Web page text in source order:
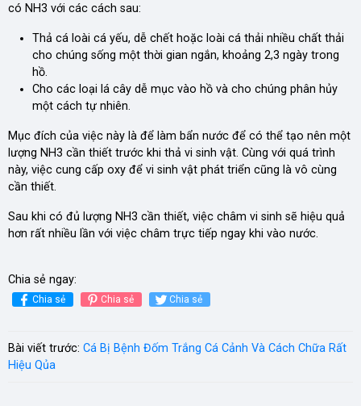
có NH3 với các cách sau:
Thả cá loài cá yếu, dễ chết hoặc loài cá thải nhiều chất thải
cho chúng sống một thời gian ngắn, khoảng 2,3 ngày trong
hồ.
Cho các loại lá cây dễ mục vào hồ và cho chúng phân hủy
một cách tự nhiên.
Mục đích của việc này là để làm bẩn nước để có thể tạo nên một
lượng NH3 cần thiết trước khi thả vi sinh vật. Cùng với quá trình
này, việc cung cấp oxy để vi sinh vật phát triển cũng là vô cùng
cần thiết.
Sau khi có đủ lượng NH3 cần thiết, việc châm vi sinh sẽ hiệu quả
hơn rất nhiều lần với việc châm trực tiếp ngay khi vào nước.
Chia sẻ ngay:
Chia sẻ Chia sẻ Chia sẻ
Bài viết trước: Cá Bị Bệnh Đốm Trắng Cá Cảnh Và Cách Chữa Rất
Hiệu Qủa